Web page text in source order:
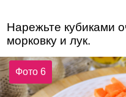
Нарежьте кубиками
морковку и лук.
Фото 6